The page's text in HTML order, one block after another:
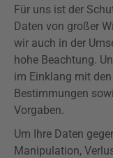
Für uns ist der
Daten von großer
wir auch in der
hohe Beachtung.
im Einklang mit
Bestimmungen
Vorgaben.
Um Ihre Daten
Manipulation,